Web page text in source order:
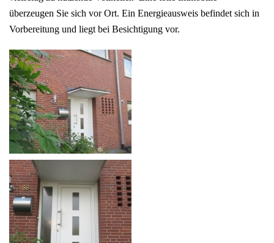
überzeugen Sie sich vor Ort. Ein Energieausweis befindet sich in
Vorbereitung und liegt bei Besichtigung vor.